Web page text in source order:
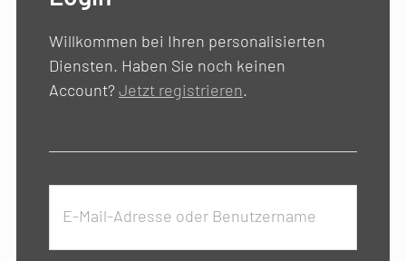
Willkommen bei Ihren personalisierten
Diensten. Haben Sie noch keinen
Account? Jetzt registrieren.
E-Mail-Adresse oder Benutzername